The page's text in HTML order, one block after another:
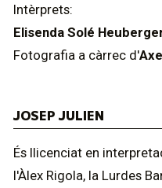
Intèrprets:
Elisenda Solé
Fotografia a càrrec d'
JOSEP JULIEN
És llicenciat en
l'Àlex Rigola, la Lurdes